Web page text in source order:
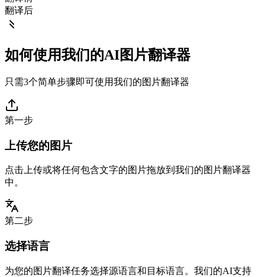
翻译后
如何使用我们的AI图片翻译器
只需3个简单步骤即可使用我们的图片翻译器
第一步
上传您的图片
点击上传或将任何包含文字的图片拖放到我们的图片翻译器
中。
第二步
选择语言
为您的图片翻译任务选择源语言和目标语言。我们的AI支持